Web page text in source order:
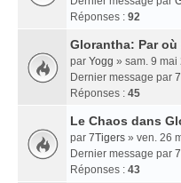
Réponses : 92
Glorantha: Par où
par Yogg » sam. 9 mai
Dernier message par
Réponses : 45
Le Chaos dans
par 7Tigers » ven. 26
Dernier message par
Réponses : 43